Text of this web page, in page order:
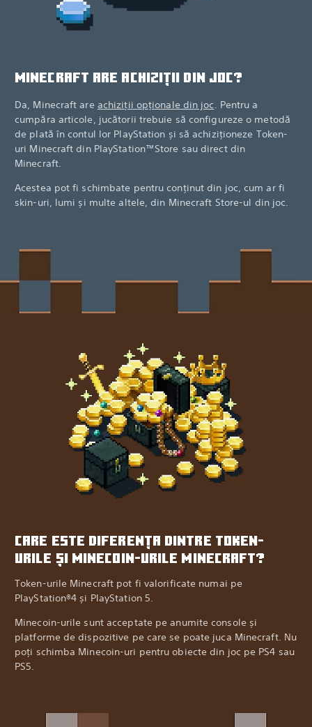
MINECRAFT ARE ACHIZIȚII DIN JOC?
Da, Minecraft are achiziții opționale din joc. Pentru a
cumpăra articole, jucătorii trebuie să configureze o metodă
de plată în contul lor PlayStation și să achiziționeze Token-
uri Minecraft din PlayStation™Store sau direct din
Minecraft.
Acestea pot fi schimbate pentru conținut din joc, cum ar fi
skin-uri, lumi și multe altele, din Minecraft Store-ul din joc.
CARE ESTE DIFERENȚA DINTRE TOKEN-
URILE ȘI MINECOIN-URILE MINECRAFT?
Token-urile Minecraft pot fi valorificate numai pe
PlayStation®4 și PlayStation 5.
Minecoin-urile sunt acceptate pe anumite console și
platforme de dispozitive pe care se poate juca Minecraft. Nu
poți schimba Minecoin-uri pentru obiecte din joc pe PS4 sau
PS5.